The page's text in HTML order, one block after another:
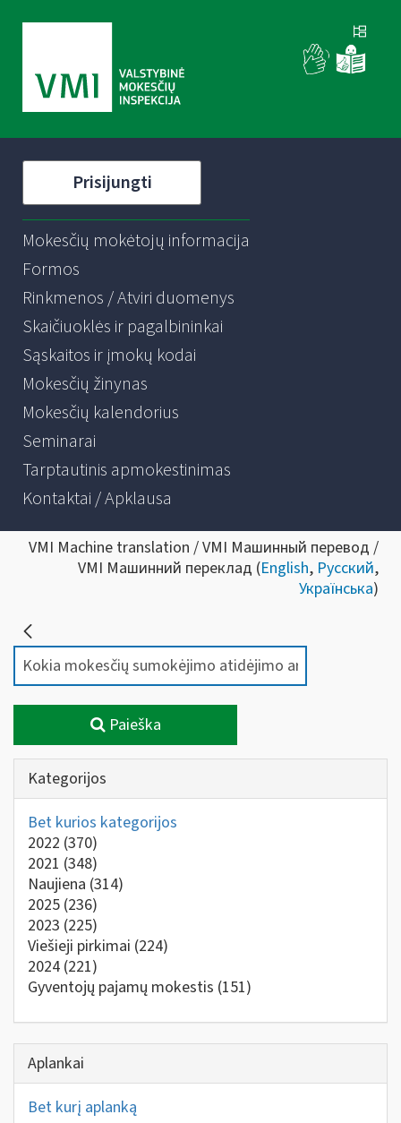
Prisijungti
Mokesčių mokėtojų informacija
Formos
Rinkmenos / Atviri duomenys
Skaičiuoklės ir pagalbininkai
Sąskaitos ir įmokų kodai
Mokesčių žinynas
Mokesčių kalendorius
Seminarai
Tarptautinis apmokestinimas
Kontaktai / Apklausa
VMI Machine translation / VMI Машинный перевод /
VMI Машинний переклад (English, Русский,
Українська)
Paieška
Kategorijos
Bet kurios kategorijos
2022 (370)
2021 (348)
Naujiena (314)
2025 (236)
2023 (225)
Viešieji pirkimai (224)
2024 (221)
Gyventojų pajamų mokestis (151)
Aplankai
Bet kurį aplanką